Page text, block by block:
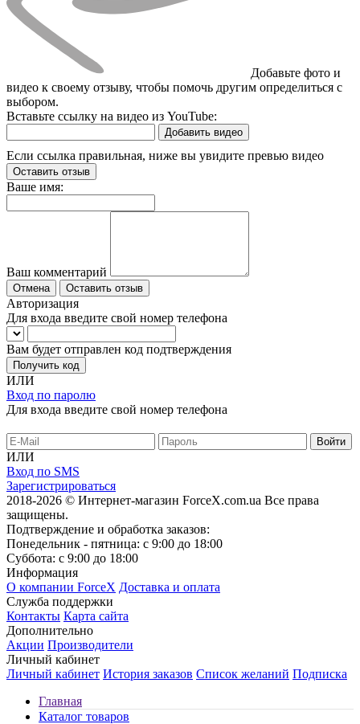
Добавьте фото и
видео к своему отзыву, чтобы помочь другим определиться с
выбором.
Вставьте ссылку на видео из YouTube:
Добавить видео
Если ссылка правильная, ниже вы увидите превью видео
Оставить отзыв
Ваше имя:
Ваш комментарий
Отмена Оставить отзыв
Авторизация
Для входа введите свой номер телефона
Вам будет отправлен код подтверждения
Получить код
ИЛИ
Вход по паролю
Для входа введите свой номер телефона
ИЛИ
Вход по SMS
Зарегистрироваться
2018-2026 © Интернет-магазин ForceX.com.ua Все права
защищены.
Подтверждение и обработка заказов:
Понедельник - пятница: с 9:00 до 18:00
Суббота: с 9:00 до 18:00
Информация
О компании ForceX Доставка и оплата
Служба поддержки
Контакты Карта сайта
Дополнительно
Акции Производители
Личный кабинет
Личный кабинет История заказов Список желаний Подписка
Главная
Каталог товаров